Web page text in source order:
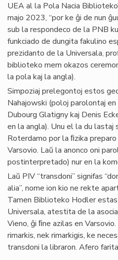
UEA al la Pola Nacia
majo 2023, “por ke ĝi de nun
sub la respondeco de la PNB
funkciado de dungita fakulino
prezidanto de la Universala,
biblioteko mem okazos
la pola kaj la angla).
Simpoziaj prelegontoj estos
Nahajowski (poloj parolontaj
Dubourg Glatigny kaj Denis
en la angla). Unu el la du lastaj
Roterdamo por la ﬁzika
Varsovio. Laŭ la anonco oni
postinterpretado) nur en la
Laŭ PIV “transdoni” signifas
alia”, nome ion kio ne rekte
Tamen Biblioteko Hodler
Universala, atestita de la
Vieno, ĝi ﬁne azilas en
rimarkis, nek rimarkigis, ke
transdoni la libraron. Afero